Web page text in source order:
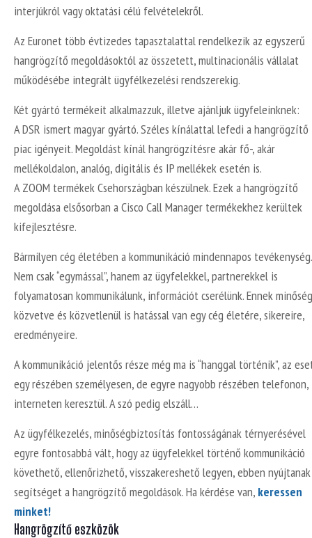
interjúkról vagy oktatási célú felvételekről.
Az Euronet több évtizedes tapasztalattal rendelkezik az egyszerű
hangrögzítő megoldásoktól az összetett, multinacionális vállalat
működésébe integrált ügyfélkezelési rendszerekig.
Két gyártó termékeit alkalmazzuk, illetve ajánljuk ügyfeleinknek:
A DSR ismert magyar gyártó. Széles kínálattal lefedi a hangrögzítő
piac igényeit. Megoldást kínál hangrögzítésre akár fő-, akár
mellékoldalon, analóg, digitális és IP mellékek esetén is.
A ZOOM termékek Csehországban készülnek. Ezek a hangrögzítő
megoldása elsősorban a Cisco Call Manager termékekhez kerültek
kifejlesztésre.
Bármilyen cég életében a kommunikáció mindennapos tevékenység.
Nem csak “egymással”, hanem az ügyfelekkel, partnerekkel is
folyamatosan kommunikálunk, információt cserélünk. Ennek
közvetve és közvetlenül is hatással van egy cég életére, sikereire,
eredményeire.
A kommunikáció jelentős része még ma is “hanggal történik”, az
egy részében személyesen, de egyre nagyobb részében telefonon,
interneten keresztül. A szó pedig elszáll…
Az ügyfélkezelés, minőségbiztosítás fontosságának térnyerésével
egyre fontosabbá vált, hogy az ügyfelekkel történő kommunikáció
követhető, ellenőrizhető, visszakereshető legyen, ebben nyújtanak
segítséget a hangrögzítő megoldások. Ha kérdése van, keressen
minket!
Hangrögzítő eszközök